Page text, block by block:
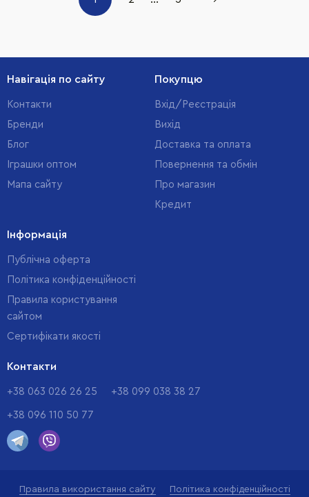
Навігація по сайту
Контакти
Бренди
Блог
Іграшки оптом
Мапа сайту
Покупцю
Вхід/Реєстрація
Вихід
Доставка та оплата
Повернення та обмін
Про магазин
Кредит
Інформація
Публічна оферта
Політика конфіденційності
Правила користування
сайтом
Cертифікати якості
Контакти
+38 063 026 26 25 +38 099 038 38 27
+38 096 110 50 77
Правила використання сайту Політика конфіденційності